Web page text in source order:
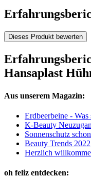
Dieses Produkt bewerten
Hansaplast
Aus unserem Magazin:
Erdbeerbeine -
K-Beauty
Sonnenschutz
Beauty Trends 2022
Herzlich
oh feliz entdecken: